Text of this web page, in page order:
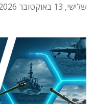
שלישי, 13 באוקטובר 2026